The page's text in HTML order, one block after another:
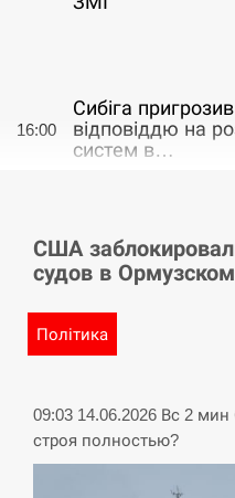
16:00
Сибіга
відповіддю на
систем в…
15:53
логистический
СЕРПЕНЬ
навпіл місто в
США
судов в
Політика
09:03 14.06.2026 Вс 2
строя полностью?